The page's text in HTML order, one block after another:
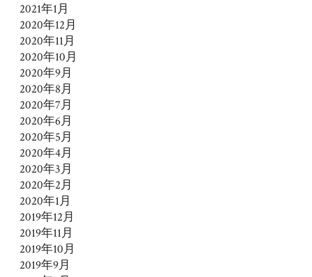
2021年1月
2020年12月
2020年11月
2020年10月
2020年9月
2020年8月
2020年7月
2020年6月
2020年5月
2020年4月
2020年3月
2020年2月
2020年1月
2019年12月
2019年11月
2019年10月
2019年9月